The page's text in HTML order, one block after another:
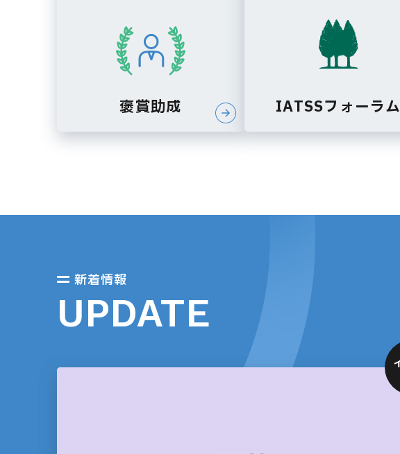
褒賞助成 IATSSフォーラム
新着情報
UPDATE